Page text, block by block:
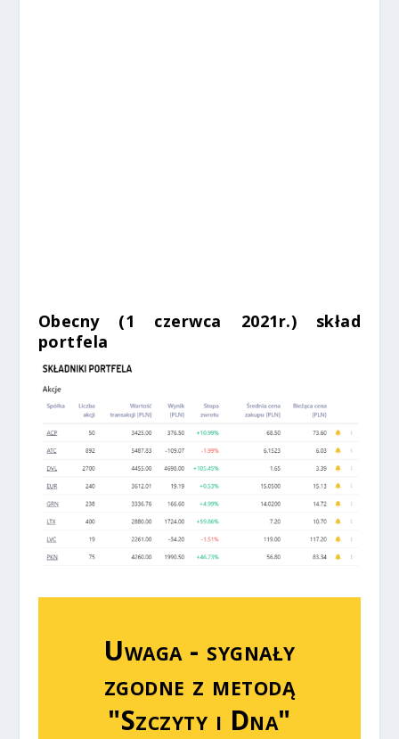
Obecny (1 czerwca 2021r.) skład
portfela
Uwaga - sygnały
zgodne z metodą
"Szczyty i Dna"